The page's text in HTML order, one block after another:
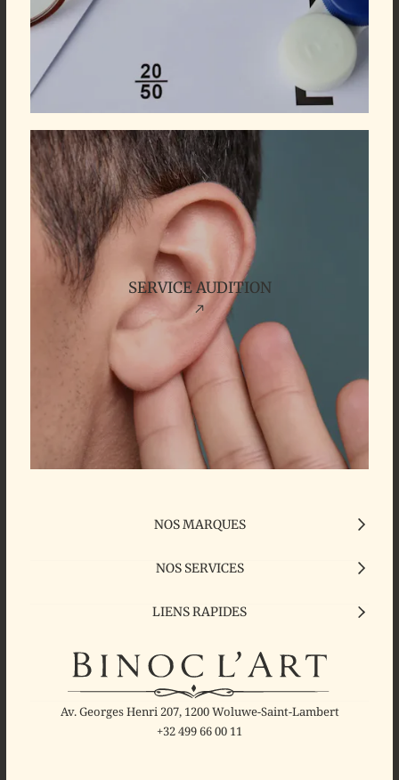
SERVICE AUDITION
NOS MARQUES
NOS SERVICES
LIENS RAPIDES
Av. Georges Henri 207, 1200 Woluwe-Saint-Lambert
+32 499 66 00 11